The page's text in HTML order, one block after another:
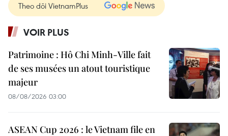
Theo dõi VietnamPlus
VOIR PLUS
Patrimoine : Hô Chi Minh-Ville fait
de ses musées un atout touristique
majeur
08/08/2026 03:00
ASEAN Cup 2026 : le Vietnam file en